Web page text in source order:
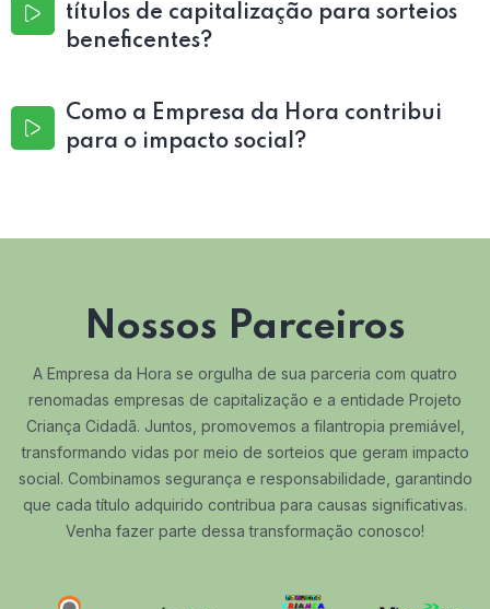
títulos de capitalização para sorteios
beneficentes?
Como a Empresa da Hora contribui
para o impacto social?
Nossos Parceiros
A Empresa da Hora se orgulha de sua parceria com quatro
renomadas empresas de capitalização e a entidade Projeto
Criança Cidadã. Juntos, promovemos a filantropia premiável,
transformando vidas por meio de sorteios que geram impacto
social. Combinamos segurança e responsabilidade, garantindo
que cada título adquirido contribua para causas significativas.
Venha fazer parte dessa transformação conosco!